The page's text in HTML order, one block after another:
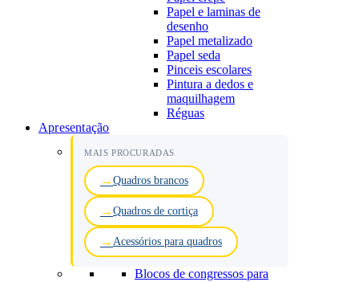
Papel e laminas de
desenho
Papel metalizado
Papel seda
Pinceis escolares
Pintura a dedos e
maquilhagem
Réguas
Apresentação
MAIS PROCURADAS
Quadros brancos
Quadros de cortiça
Acessórios para quadros
Blocos de congressos para